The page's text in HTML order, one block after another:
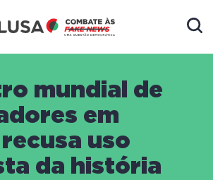
mundial de
em
uso
da história